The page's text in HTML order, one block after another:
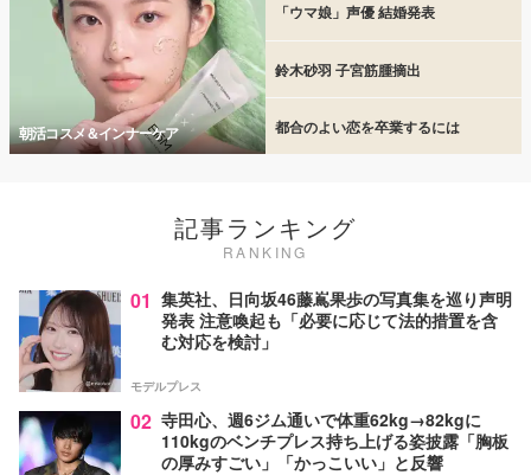
朝活コスメ＆インナーケア
「ウマ娘」声優 結婚発表
鈴木砂羽 子宮筋腫摘出
都合のよい恋を卒業するには
記事ランキング
RANKING
01 集英社、日向坂46藤嶌果歩の写真集を巡り声明
発表 注意喚起も「必要に応じて法的措置を含
む対応を検討」
モデルプレス
02 寺田心、週6ジム通いで体重62kg→82kgに
110kgのベンチプレス持ち上げる姿披露「胸板
の厚みすごい」「かっこいい」と反響